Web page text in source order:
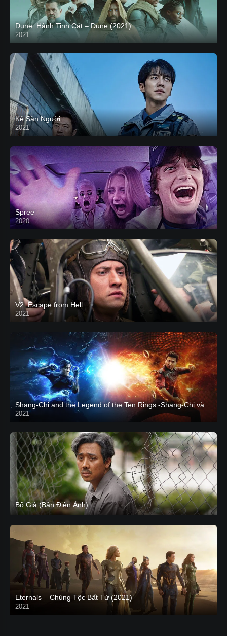
Dune: Hành Tinh Cát – Dune (2021)
2021
HD VIETSUB
Kẻ Săn Người
2021
Spree
2020
V2. Escape from Hell
2021
2021
CAM
Bố Già (Bản Điện Ảnh)
Eternals – Chủng Tộc Bất Tử (2021)
2021
Trailer